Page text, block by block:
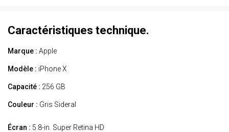
Caractéristiques technique.
Marque : Apple
Modèle : iPhone X
Capacité : 256 GB
Couleur : Gris Sideral
Écran : 5.8-in. Super Retina HD